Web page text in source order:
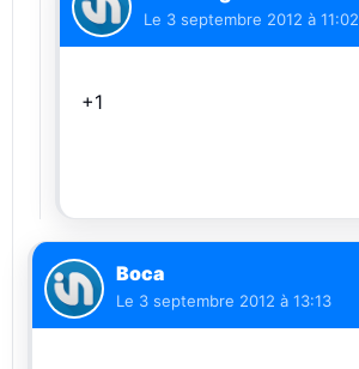
Le 3 septembre 2012 à 11:02
+1
Boca
Le 3 septembre 2012 à 13:13